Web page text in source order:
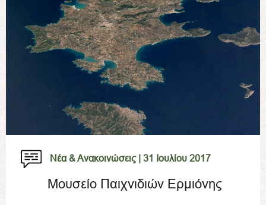
Νέα & Ανακοινώσεις | 31 Ιουλίου 2017
Μουσείο Παιχνιδιών Ερμιόνης